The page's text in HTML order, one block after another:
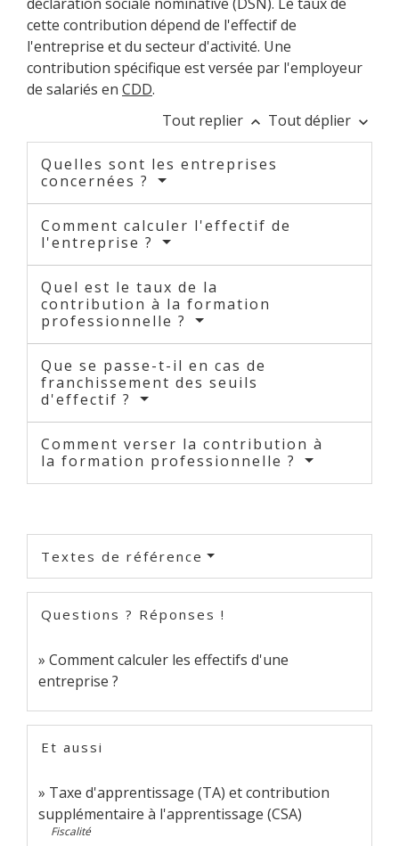
cette contribution dépend de l'effectif de
l'entreprise et du secteur d'activité. Une
contribution spécifique est versée par l'employeur
de salariés en CDD.
Tout replier keyboard_arrow_up Tout déplier keyboard_arrow_down
Quelles sont les entreprises
concernées ?
Comment calculer l'effectif de
l'entreprise ?
Quel est le taux de la
contribution à la formation
professionnelle ?
Que se passe-t-il en cas de
franchissement des seuils
d'effectif ?
Comment verser la contribution à
la formation professionnelle ?
Textes de référence
Questions ? Réponses !
Comment calculer les effectifs d'une
entreprise ?
Et aussi
Taxe d'apprentissage (TA) et contribution
supplémentaire à l'apprentissage (CSA)
Fiscalité